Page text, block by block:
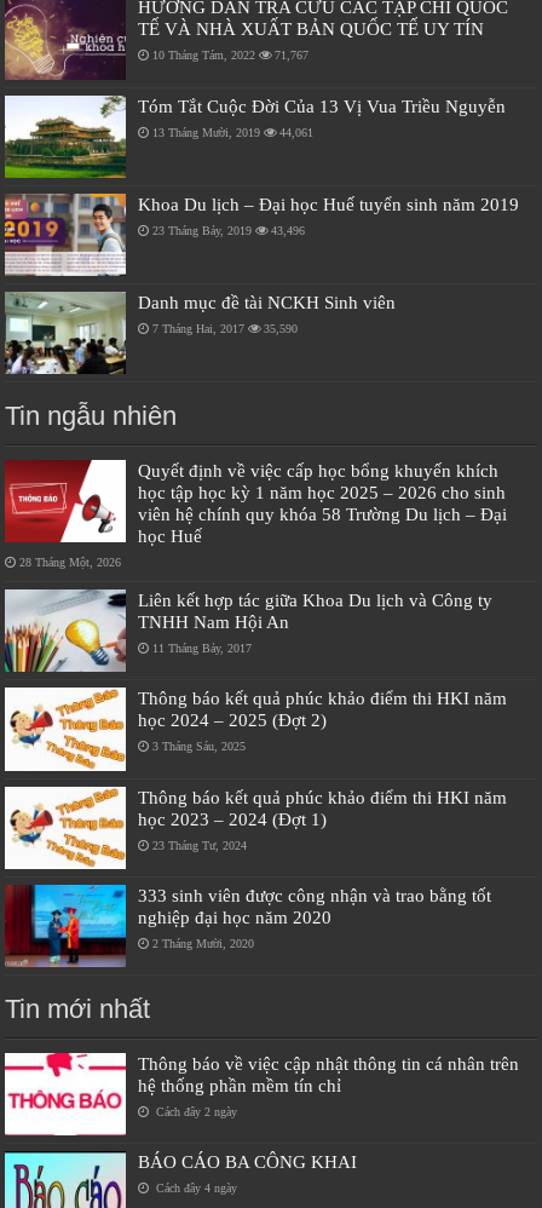
HƯỚNG DẪN TRA CỨU CÁC TẠP CHÍ QUỐC
TẾ VÀ NHÀ XUẤT BẢN QUỐC TẾ UY TÍN
10 Tháng Tám, 2022 71,767
Tóm Tắt Cuộc Đời Của 13 Vị Vua Triều Nguyễn
13 Tháng Mười, 2019 44,061
Khoa Du lịch – Đại học Huế tuyển sinh năm 2019
23 Tháng Bảy, 2019 43,496
Danh mục đề tài NCKH Sinh viên
7 Tháng Hai, 2017 35,590
Tin ngẫu nhiên
Quyết định về việc cấp học bổng khuyến khích
học tập học kỳ 1 năm học 2025 – 2026 cho sinh
viên hệ chính quy khóa 58 Trường Du lịch – Đại
học Huế
28 Tháng Một, 2026
Liên kết hợp tác giữa Khoa Du lịch và Công ty
TNHH Nam Hội An
11 Tháng Bảy, 2017
Thông báo kết quả phúc khảo điểm thi HKI năm
học 2024 – 2025 (Đợt 2)
3 Tháng Sáu, 2025
Thông báo kết quả phúc khảo điểm thi HKI năm
học 2023 – 2024 (Đợt 1)
23 Tháng Tư, 2024
333 sinh viên được công nhận và trao bằng tốt
nghiệp đại học năm 2020
2 Tháng Mười, 2020
Tin mới nhất
Thông báo về việc cập nhật thông tin cá nhân trên
hệ thống phần mềm tín chỉ
Cách đây 2 ngày
BÁO CÁO BA CÔNG KHAI
Cách đây 4 ngày